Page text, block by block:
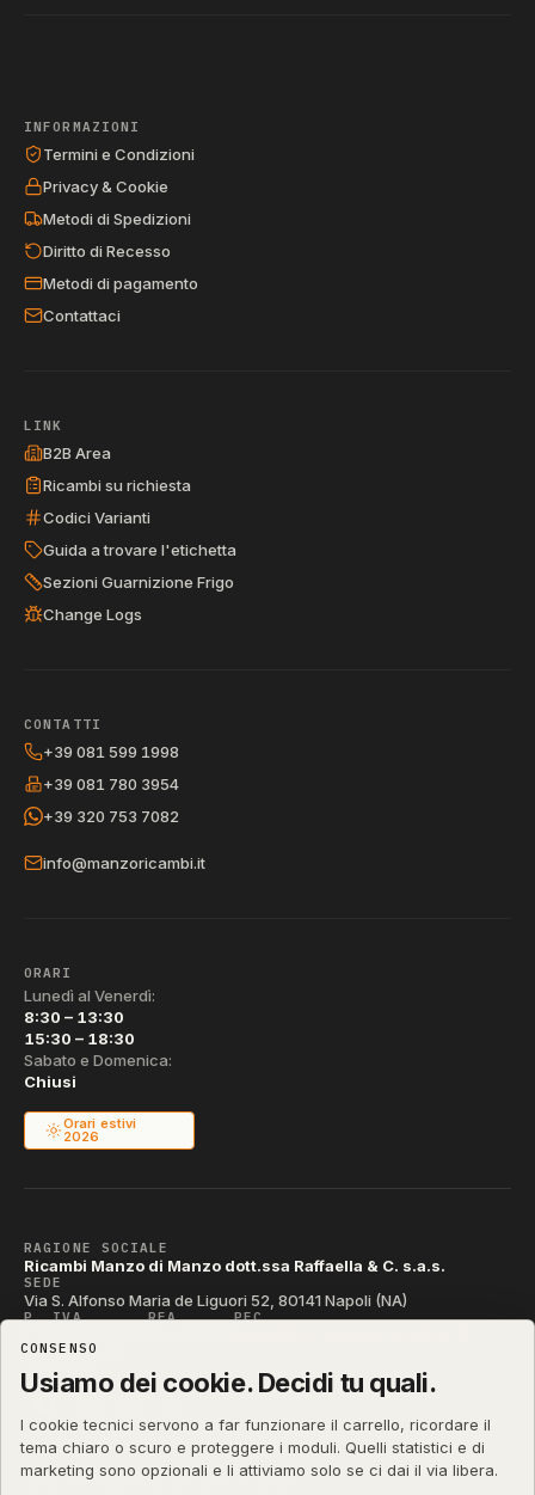
INFORMAZIONI
Termini e Condizioni
Privacy & Cookie
Metodi di Spedizioni
Diritto di Recesso
Metodi di pagamento
Contattaci
LINK
B2B Area
Ricambi su richiesta
Codici Varianti
Guida a trovare l'etichetta
Sezioni Guarnizione Frigo
Change Logs
CONTATTI
+39 081 599 1998
+39 081 780 3954
+39 320 753 7082
info@manzoricambi.it
ORARI
Lunedì al Venerdì:
8:30 – 13:30
15:30 – 18:30
Sabato e Domenica:
Chiusi
Orari estivi
2026
RAGIONE SOCIALE
Ricambi Manzo di Manzo dott.ssa Raffaella & C. s.a.s.
SEDE
Via S. Alfonso Maria de Liguori 52, 80141 Napoli (NA)
P. IVA REA PEC
CODICE SDI
T04ZHR3
shop.manzoricambi.it©2001 – 2026
CONSENSO
Usiamo dei cookie. Decidi tu quali.
I cookie tecnici servono a far funzionare il carrello, ricordare il
tema chiaro o scuro e proteggere i moduli. Quelli statistici e di
marketing sono opzionali e li attiviamo solo se ci dai il via libera.